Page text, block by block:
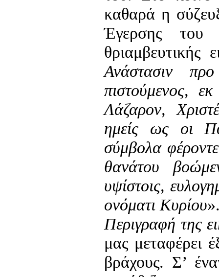
καθαρά η
Έγερσης του
θριαμβευτικής
Ανάστασιν
πιστούμενος,
Λάζαρον,
ημείς ως οι
σύμβολα
θανάτου
υψίστοις,
ονόματι Κυρίου
Περιγραφή της
μας μεταφέρει
βράχους. Σ’